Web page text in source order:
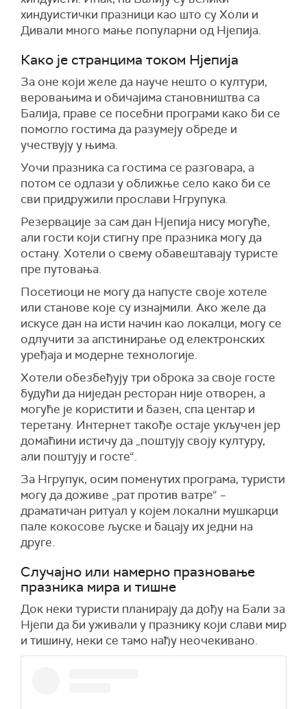
хиндуистички празници као што су Холи и
Дивали много мање популарни од Нјепија.
Како је странцима током Нјепија
За оне који желе да науче нешто о култури,
веровањима и обичајима становништва са
Балија, праве се посебни програми како би се
помогло гостима да разумеју обреде и
учествују у њима.
Уочи празника са гостима се разговара, а
потом се одлази у оближње село како би се
сви придружили прослави Нгрупука.
Резервације за сам дан Нјепија нису могуће,
али гости који стигну пре празника могу да
остану. Хотели о свему обавештавају туристе
пре путовања.
Посетиоци не могу да напусте своје хотеле
или станове које су изнајмили. Ако желе да
искусе дан на исти начин као локалци, могу се
одлучити за апстинирање од електронских
уређаја и модерне технологије.
Хотели обезбеђују три оброка за своје госте
будући да ниједан ресторан није отворен, а
могуће је користити и базен, спа центар и
теретану. Интернет такође остаје укључен јер
домаћини истичу да „поштују своју културу,
али поштују и госте“.
За Нгрупук, осим поменутих програма, туристи
могу да доживе „рат против ватре“ –
драматичан ритуал у којем локални мушкарци
пале кокосове љуске и бацају их једни на
друге.
Случајно или намерно празновање
празника мира и тишне
Док неки туристи планирају да дођу на Бали за
Нјепи да би уживали у празнику који слави мир
и тишину, неки се тамо нађу неочекивано.